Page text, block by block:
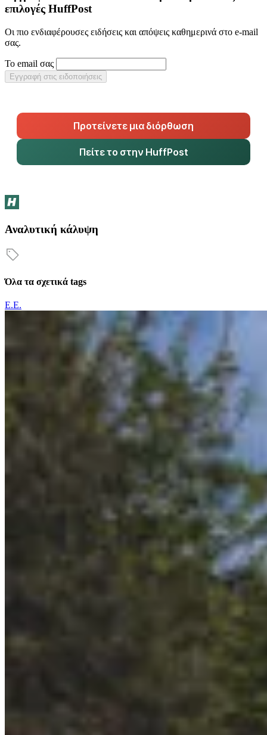
επιλογές HuffPost
Οι πιο ενδιαφέρουσες ειδήσεις και απόψεις καθημερινά στο e-mail
σας.
Το email σας
Εγγραφή στις ειδοποιήσεις
Προτείνετε μια διόρθωση
Πείτε το στην HuffPost
Αναλυτική κάλυψη
Όλα τα σχετικά tags
Ε.Ε.